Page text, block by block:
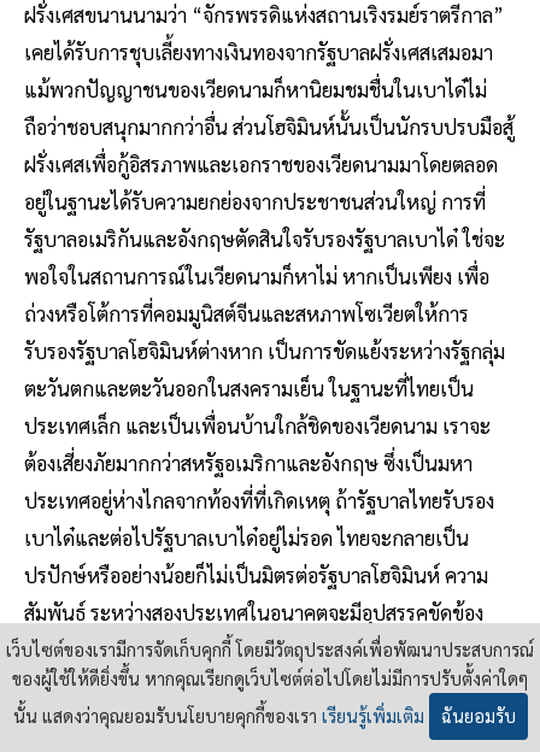
ฝรั่งเศสขนานนามว่า “จักรพรรดิแห่งสถานเริงรมย์ราตรีกาล”
เคยได้รับการชุบเลี้ยงทางเงินทองจากรัฐบาลฝรั่งเศสเสมอมา
แม้พวกปัญญาชนของเวียดนามก็หานิยมชมชื่นในเบาได๋ไม่
ถือว่าชอบสนุกมากกว่าอื่น ส่วนโฮจิมินห์นั้นเป็นนักรบปรบมือสู้
ฝรั่งเศสเพื่อกู้อิสรภาพและเอกราชของเวียดนามมาโดยตลอด
อยู่ในฐานะได้รับความยกย่องจากประชาชนส่วนใหญ่ การที่
รัฐบาลอเมริกันและอังกฤษตัดสินใจรับรองรัฐบาลเบาได๋ ใช่จะ
พอใจในสถานการณ์ในเวียดนามก็หาไม่ หากเป็นเพียง เพื่อ
ถ่วงหรือโต้การที่คอมมูนิสต์จีนและสหภาพโซเวียตให้การ
รับรองรัฐบาลโฮจิมินห์ต่างหาก เป็นการขัดแย้งระหว่างรัฐกลุ่ม
ตะวันตกและตะวันออกในสงครามเย็น ในฐานะที่ไทยเป็น
ประเทศเล็ก และเป็นเพื่อนบ้านใกล้ชิดของเวียดนาม เราจะ
ต้องเสี่ยงภัยมากกว่าสหรัฐอเมริกาและอังกฤษ ซึ่งเป็นมหา
ประเทศอยู่ห่างไกลจากท้องที่ที่เกิดเหตุ ถ้ารัฐบาลไทยรับรอง
เบาได๋และต่อไปรัฐบาลเบาได๋อยู่ไม่รอด ไทยจะกลายเป็น
ปรปักษ์หรืออย่างน้อยก็ไม่เป็นมิตรต่อรัฐบาลโฮจิมินห์ ความ
สัมพันธ์ ระหว่างสองประเทศในอนาคตจะมีอุปสรรคขัดข้อง
หม่นหมองเป็นเงาดำ โฮจิมินห์อาจร่วมมือกับจีนคอมมูนิสต์เป็น
ปฏิปักษ์ต่อไทย โดยไทยไม่อาจร้องขอความเห็น อกเห็นใจอย่าง
ใดเลย ยิ่งกว่านั้นการรับรองรัฐบาลเบาได๋ อาจจะก่อให้เกิด
เว็บไซต์ของเรามีการจัดเก็บคุกกี้ โดยมีวัตถุประสงค์เพื่อพัฒนาประสบการณ์
ของผู้ใช้ให้ดียิ่งขึ้น หากคุณเรียกดูเว็บไซต์ต่อไปโดยไม่มีการปรับตั้งค่าใดๆ
นั้น แสดงว่าคุณยอมรับนโยบายคุกกี้ของเรา เรียนรู้เพิ่มเติม ฉันยอมรับ